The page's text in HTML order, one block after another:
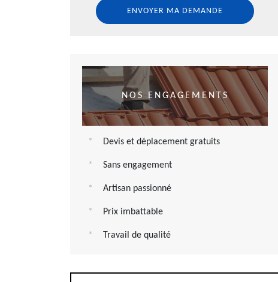
NOS ENGAGEMENTS
Devis et déplacement gratuits
Sans engagement
Artisan passionné
Prix imbattable
Travail de qualité